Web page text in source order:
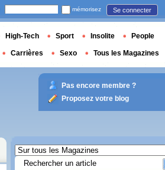
mémorisez Se connecter
High-Tech Sport Insolite People
Carrières Sexo Tous les Magazines
Pas encore membre ?
Proposez votre blog